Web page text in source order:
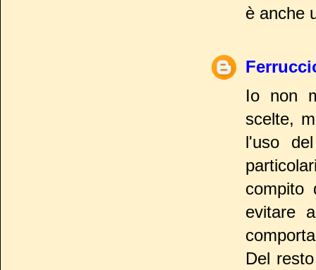
è anche
Io non
scelte,
l'uso
compito
evitare
Del